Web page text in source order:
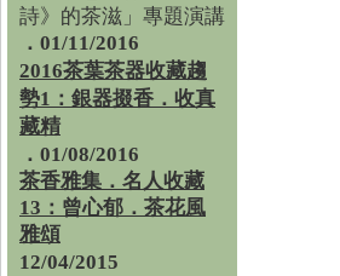
詩》的茶滋」專題演講
．01/11/2016
2016茶葉茶器收藏趨
勢1：銀器掇香．收真
藏精
．01/08/2016
茶香雅集 ． 名人收藏
13：曾心郁．茶花風
雅頌
12/04/2015